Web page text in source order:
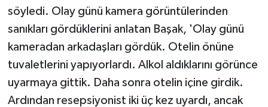
söyledi. Olay günü kamera görüntülerinden
sanıkları gördüklerini anlatan Başak, 'Olay günü
kameradan arkadaşları gördük. Otelin önüne
tuvaletlerini yapıyorlardı. Alkol aldıklarını görünce
uyarmaya gittik. Daha sonra otelin içine girdik.
Ardından resepsiyonist iki üç kez uyardı, ancak